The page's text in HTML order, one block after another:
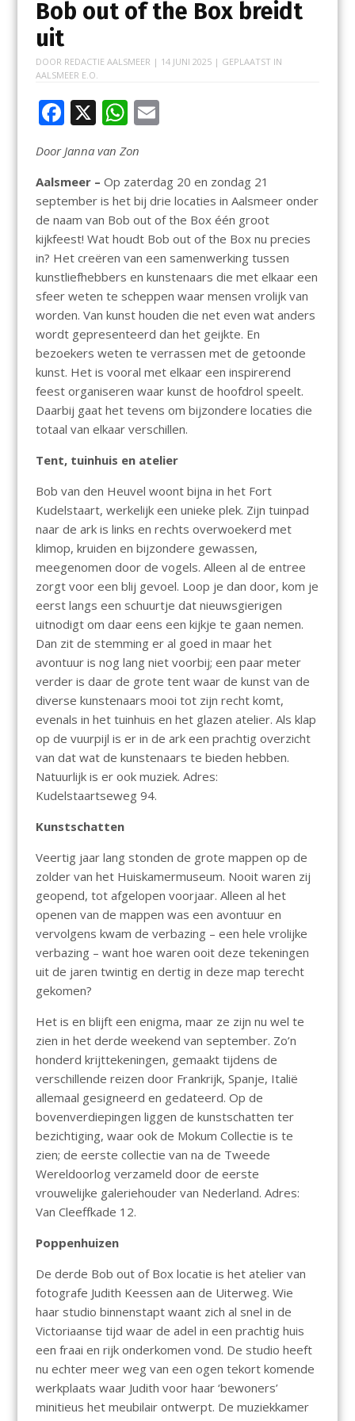
Bob out of the Box breidt
uit
DOOR REDACTIE AALSMEER | 14 JUNI 2025| GEPLAATST IN
AALSMEER E.O.
F
e
b
o
o
k
X W
at
s
A
p
p
E
l
Door Janna van Zon
Aalsmeer – Op zaterdag 20 en zondag 21
september is het bij drie locaties in Aalsmeer onder
de naam van Bob out of the Box één groot
kijkfeest! Wat houdt Bob out of the Box nu precies
in? Het creëren van een samenwerking tussen
kunstliefhebbers en kunstenaars die met elkaar een
sfeer weten te scheppen waar mensen vrolijk van
worden. Van kunst houden die net even wat anders
wordt gepresenteerd dan het geijkte. En
bezoekers weten te verrassen met de getoonde
kunst. Het is vooral met elkaar een inspirerend
feest organiseren waar kunst de hoofdrol speelt.
Daarbij gaat het tevens om bijzondere locaties die
totaal van elkaar verschillen.
Tent, tuinhuis en atelier
Bob van den Heuvel woont bijna in het Fort
Kudelstaart, werkelijk een unieke plek. Zijn tuinpad
naar de ark is links en rechts overwoekerd met
klimop, kruiden en bijzondere gewassen,
meegenomen door de vogels. Alleen al de entree
zorgt voor een blij gevoel. Loop je dan door, kom je
eerst langs een schuurtje dat nieuwsgierigen
uitnodigt om daar eens een kijkje te gaan nemen.
Dan zit de stemming er al goed in maar het
avontuur is nog lang niet voorbij; een paar meter
verder is daar de grote tent waar de kunst van de
diverse kunstenaars mooi tot zijn recht komt,
evenals in het tuinhuis en het glazen atelier. Als klap
op de vuurpijl is er in de ark een prachtig overzicht
van dat wat de kunstenaars te bieden hebben.
Natuurlijk is er ook muziek. Adres:
Kudelstaartseweg 94.
Kunstschatten
Veertig jaar lang stonden de grote mappen op de
zolder van het Huiskamermuseum. Nooit waren zij
geopend, tot afgelopen voorjaar. Alleen al het
openen van de mappen was een avontuur en
vervolgens kwam de verbazing – een hele vrolijke
verbazing – want hoe waren ooit deze tekeningen
uit de jaren twintig en dertig in deze map terecht
gekomen?
Het is en blijft een enigma, maar ze zijn nu wel te
zien in het derde weekend van september. Zo’n
honderd krijttekeningen, gemaakt tijdens de
verschillende reizen door Frankrijk, Spanje, Italië
allemaal gesigneerd en gedateerd. Op de
bovenverdiepingen liggen de kunstschatten ter
bezichtiging, waar ook de Mokum Collectie is te
zien; de eerste collectie van na de Tweede
Wereldoorlog verzameld door de eerste
vrouwelijke galeriehouder van Nederland. Adres:
Van Cleeffkade 12.
Poppenhuizen
De derde Bob out of Box locatie is het atelier van
fotografe Judith Keessen aan de Uiterweg. Wie
haar studio binnenstapt waant zich al snel in de
Victoriaanse tijd waar de adel in een prachtig huis
een fraai en rijk onderkomen vond. De studio heeft
nu echter meer weg van een ogen tekort komende
werkplaats waar Judith voor haar ‘bewoners’
minitieus het meubilair ontwerpt. De muziekkamer